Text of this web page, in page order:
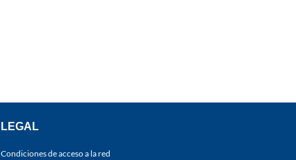
LEGAL
Condiciones de acceso a la red